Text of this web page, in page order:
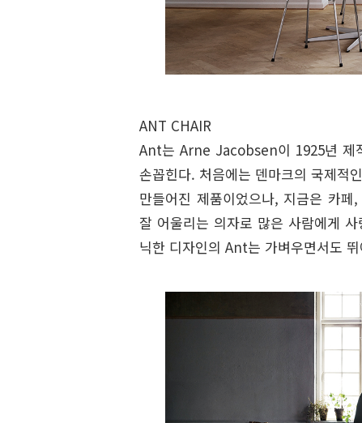
ANT CHAIR
Ant는 Arne Jacobsen이 1925년 제
손꼽힌다. 처음에는 덴마크의 국제적
만들어진 제품이었으나, 지금은 카
잘 어울리는 의자로 많은 사람에게
닉한 디자인의 Ant는 가벼우면서도